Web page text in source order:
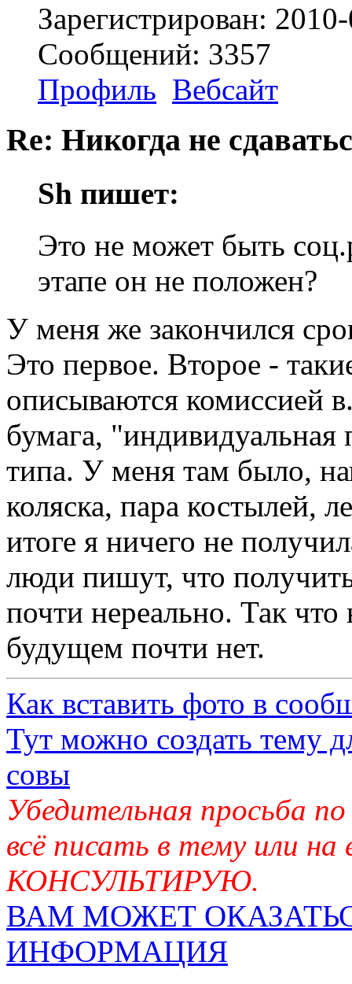
Зарегистрирован:
Сообщений: 3357
Профиль Вебсайт
Re: Никогда не
Sh пишет:
Это не может быть
этапе он не положен?
У меня же закончился
Это первое. Второе -
описываются комиссией
бумага,
типа. У меня там было,
коляска, пара костылей,
итоге я ничего не
люди пишут, что
почти нереально. Так
будущем почти нет.
Как вставить фото в
Тут можно создать тему
совы
Убедительная просьба
всё писать в тему или
КОНСУЛЬТИРУЮ.
ВАМ МОЖЕТ
ИНФОРМАЦИЯ